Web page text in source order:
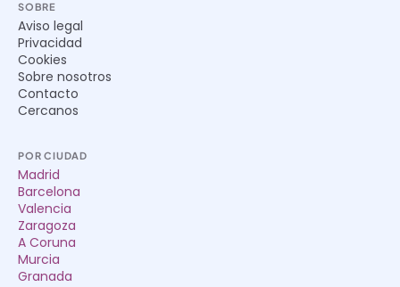
SOBRE
Aviso legal
Privacidad
Cookies
Sobre nosotros
Contacto
Cercanos
POR CIUDAD
Madrid
Barcelona
Valencia
Zaragoza
A Coruna
Murcia
Granada